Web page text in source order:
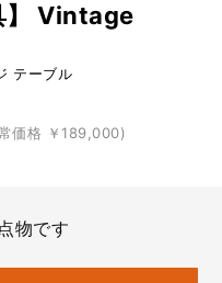
】 Vintage
テーブル
価格 ￥189,000)
物です